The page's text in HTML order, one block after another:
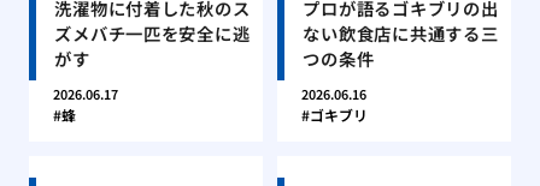
洗濯物に付着した秋のス
ズメバチ一匹を安全に逃
がす
2026.06.17
蜂
プロが語るゴキブリの出
ない飲食店に共通する三
つの条件
2026.06.16
ゴキブリ